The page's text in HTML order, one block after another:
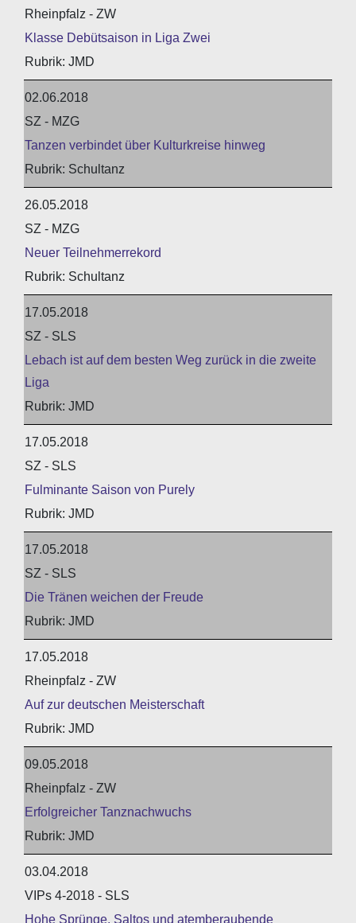
Rheinpfalz - ZW
Klasse Debütsaison in Liga Zwei
JMD
02.06.2018
SZ - MZG
Tanzen verbindet über Kulturkreise hinweg
Schultanz
26.05.2018
SZ - MZG
Neuer Teilnehmerrekord
Schultanz
17.05.2018
SZ - SLS
Lebach ist auf dem besten Weg zurück in die zweite
Liga
JMD
17.05.2018
SZ - SLS
Fulminante Saison von Purely
JMD
17.05.2018
SZ - SLS
Die Tränen weichen der Freude
JMD
17.05.2018
Rheinpfalz - ZW
Auf zur deutschen Meisterschaft
JMD
09.05.2018
Rheinpfalz - ZW
Erfolgreicher Tanznachwuchs
JMD
03.04.2018
VIPs 4-2018 - SLS
Hohe Sprünge, Saltos und atemberaubende